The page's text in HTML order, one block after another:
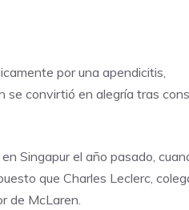
por una apendicitis,
se convirtió en alegría tras
Singapur el año pasado,
que Charles Leclerc,
de McLaren.